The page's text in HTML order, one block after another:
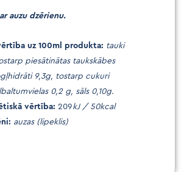
auzu dzērienu.
uz 100ml produkta: tauki
piesātinātas taukskābes
9,3g, tostarp cukuri
0,2 g, sāls 0,10g.
vērtība: 209kJ / 50kcal
auzas (lipeklis)